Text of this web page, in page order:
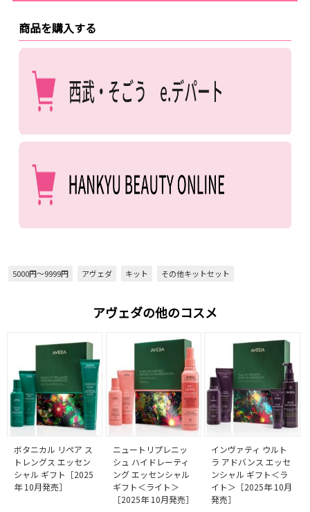
商品を購入する
5000円～9999円 アヴェダ キット その他キットセット
アヴェダの他のコスメ
ボタニカル リペア ス
トレングス エッセン
シャル ギフト［2025
年 10月発売］
ニュートリプレニッ
シュ ハイドレーティ
ング エッセンシャル
ギフト＜ライト＞
［2025年 10月発売］
インヴァティ ウルト
ラ アドバンス エッセ
ンシャル ギフト＜ラ
イト＞［2025年 10月
発売］